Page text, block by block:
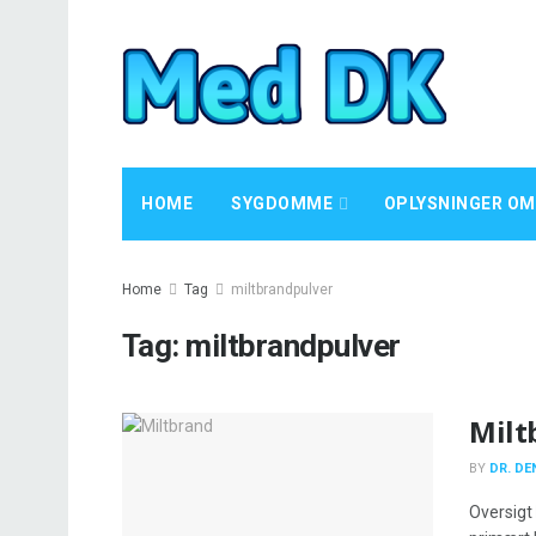
HOME SYGDOMME OPLYSNINGER
Home Tag miltbrandpulver
Tag: miltbrandpulver
BY DR.